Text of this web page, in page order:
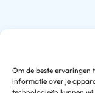
Om de beste ervaringen
informatie over je